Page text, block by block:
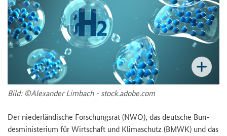
Bild: ©Alex­an­der Lim­bach - stock.adobe.com
Der nie­der­län­di­sche For­schungs­rat (NWO), das deut­sche Bun­
des­mi­nis­te­ri­um für Wirt­schaft und Kli­ma­schutz (BMWK) und das